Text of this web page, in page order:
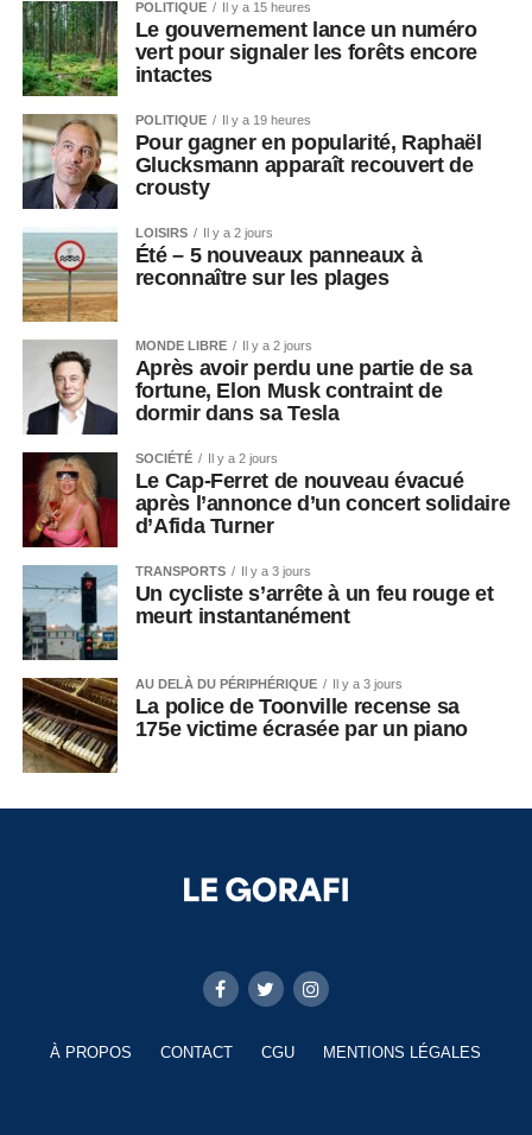
POLITIQUE Il y a 15 heures
Le gouvernement lance un numéro
vert pour signaler les forêts encore
intactes
POLITIQUE Il y a 19 heures
Pour gagner en popularité, Raphaël
Glucksmann apparaît recouvert de
crousty
LOISIRS Il y a 2 jours
Été – 5 nouveaux panneaux à
reconnaître sur les plages
MONDE LIBRE Il y a 2 jours
Après avoir perdu une partie de sa
fortune, Elon Musk contraint de
dormir dans sa Tesla
SOCIÉTÉ Il y a 2 jours
Le Cap-Ferret de nouveau évacué
après l’annonce d’un concert solidaire
d’Afida Turner
TRANSPORTS Il y a 3 jours
Un cycliste s’arrête à un feu rouge et
meurt instantanément
AU DELÀ DU PÉRIPHÉRIQUE Il y a 3 jours
La police de Toonville recense sa
175e victime écrasée par un piano
À PROPOS CONTACT CGU MENTIONS LÉGALES